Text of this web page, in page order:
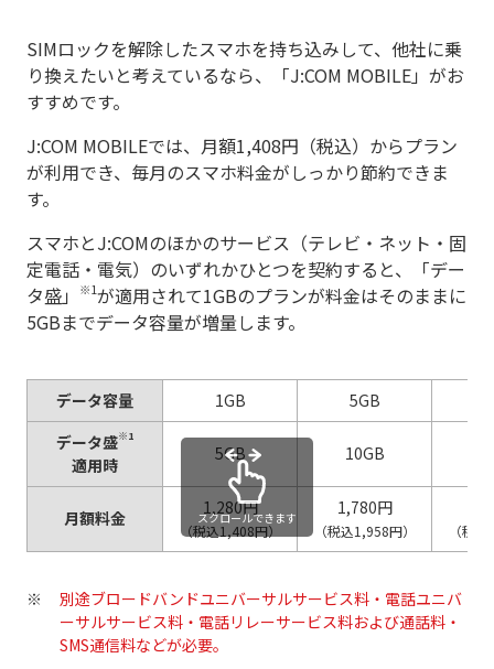
SIMロックを解除したスマホを持ち込みして、他社に乗
り換えたいと考えているなら、「J:COM MOBILE」がお
すすめです。
J:COM MOBILEでは、月額1,408円（税込）からプラン
が利用でき、毎月のスマホ料金がしっかり節約できま
す。
スマホとJ:COMのほかのサービス（テレビ・ネット・固
定電話・電気）のいずれかひとつを契約すると、「デー
タ盛」
※1が適用されて1GBのプランが料金はそのままに
5GBまでデータ容量が増量します。
データ容量 1GB 5GB
データ盛※1
適用時
5GB 10GB
月額料金 1,280円
（税込1,408円）
1,780円
（税込1,958円） （税
スクロールできます
別途ブロードバンドユニバーサルサービス料・電話ユニバ
ーサルサービス料・電話リレーサービス料および通話料・
SMS通信料などが必要。